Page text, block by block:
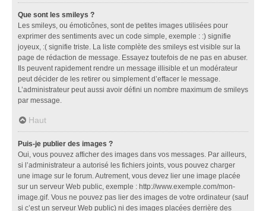
Que sont les smileys ?
Les smileys, ou émoticônes, sont de petites images utilisées pour
exprimer des sentiments avec un code simple, exemple : :) signifie
joyeux, :( signifie triste. La liste complète des smileys est visible sur la
page de rédaction de message. Essayez toutefois de ne pas en abuser.
Ils peuvent rapidement rendre un message illisible et un modérateur
peut décider de les retirer ou simplement d’effacer le message.
L’administrateur peut aussi avoir défini un nombre maximum de smileys
par message.
Haut
Puis-je publier des images ?
Oui, vous pouvez afficher des images dans vos messages. Par ailleurs,
si l’administrateur a autorisé les fichiers joints, vous pouvez charger
une image sur le forum. Autrement, vous devez lier une image placée
sur un serveur Web public, exemple : http://www.exemple.com/mon-
image.gif. Vous ne pouvez pas lier des images de votre ordinateur (sauf
si c’est un serveur Web public) ni des images placées derrière des